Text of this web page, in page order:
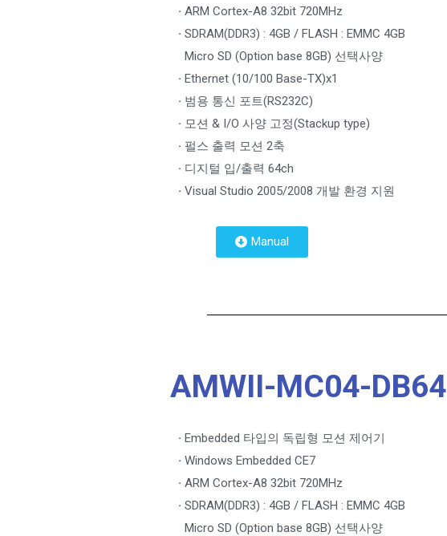
·ARM Cortex-A8 32bit 720MHz
·SDRAM(DDR3) : 4GB / FLASH : EMMC 4GB
Micro SD (Option base 8GB) 선택사양
·Ethernet (10/100 Base-TX)x1
· 범용 통신 포트(RS232C)
· 모션 & I/O 사양 고정(Stackup type)
· 펄스 출력 모션 2축
· 디지털 입/출력 64ch
·Visual Studio 2005/2008 개발 환경 지원
Manual
AMWII-MC04-DB64
·Embedded 타입의 독립형 모션 제어기
·Windows Embedded CE7
·ARM Cortex-A8 32bit 720MHz
·SDRAM(DDR3) : 4GB / FLASH : EMMC 4GB
Micro SD (Option base 8GB) 선택사양